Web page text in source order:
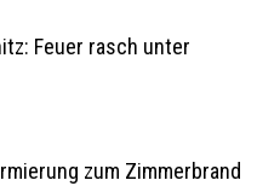
Feuer rasch unter
zum Zimmerbrand